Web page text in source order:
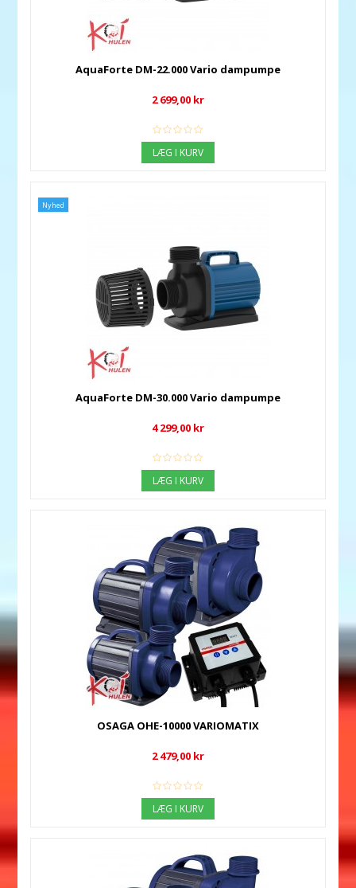
AquaForte DM-22.000 Vario dampumpe
2 699,00 kr
LÆG I KURV
Nyhed
AquaForte DM-30.000 Vario dampumpe
4 299,00 kr
LÆG I KURV
OSAGA OHE-10000 VARIOMATIX
2 479,00 kr
LÆG I KURV